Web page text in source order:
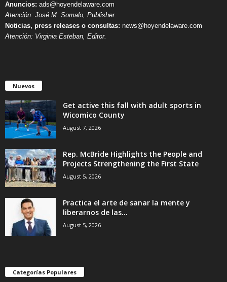
Anuncios: ads@hoyendelaware.com
Atención: José M. Somalo, Publisher.
Noticias, press releases o consultas: news@hoyendelaware.com
Atención: Virginia Esteban, Editor.
Nuevos
Get active this fall with adult sports in
Wicomico County
August 7, 2026
Rep. McBride Highlights the People and
Projects Strengthening the First State
August 5, 2026
Practica el arte de sanar la mente y
liberarnos de las...
August 5, 2026
Categorías Populares